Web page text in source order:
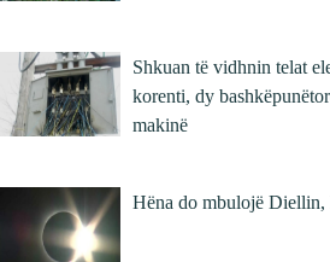
Shkuan të vidhnin telat
korenti, dy
makinë
Hëna do mbulojë Diellin,